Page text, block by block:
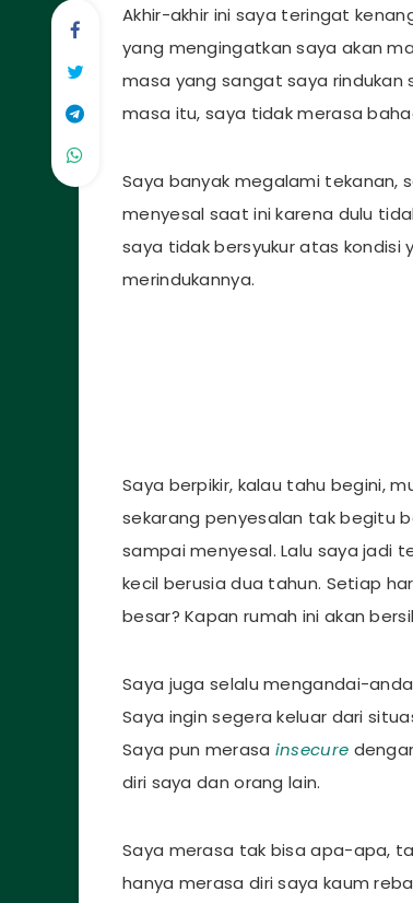
Akhir-akhir ini saya teringat
yang mengingatkan saya akan
masa yang sangat saya rindukan
masa itu, saya tidak merasa
Saya banyak megalami tekanan,
menyesal saat ini karena dulu
saya tidak bersyukur atas kondisi
merindukannya.
Saya berpikir, kalau tahu begini,
sekarang penyesalan tak begitu
sampai menyesal. Lalu saya jadi
kecil berusia dua tahun. Setiap
besar? Kapan rumah ini akan
Saya juga selalu mengandai-
Saya ingin segera keluar dari
Saya pun merasa insecure
diri saya dan orang lain.
Saya merasa tak bisa apa-apa,
hanya merasa diri saya kaum